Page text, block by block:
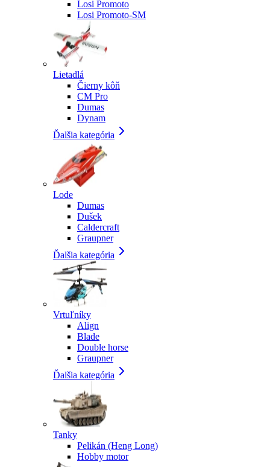
Losi Promoto
Losi Promoto-SM
Lietadlá
Čierny kôň
CM Pro
Dumas
Dynam
Ďalšia kategória
Lode
Dumas
Dušek
Caldercraft
Graupner
Ďalšia kategória
Vrtuľníky
Align
Blade
Double horse
Graupner
Ďalšia kategória
Tanky
Pelikán (Heng Long)
Hobby motor